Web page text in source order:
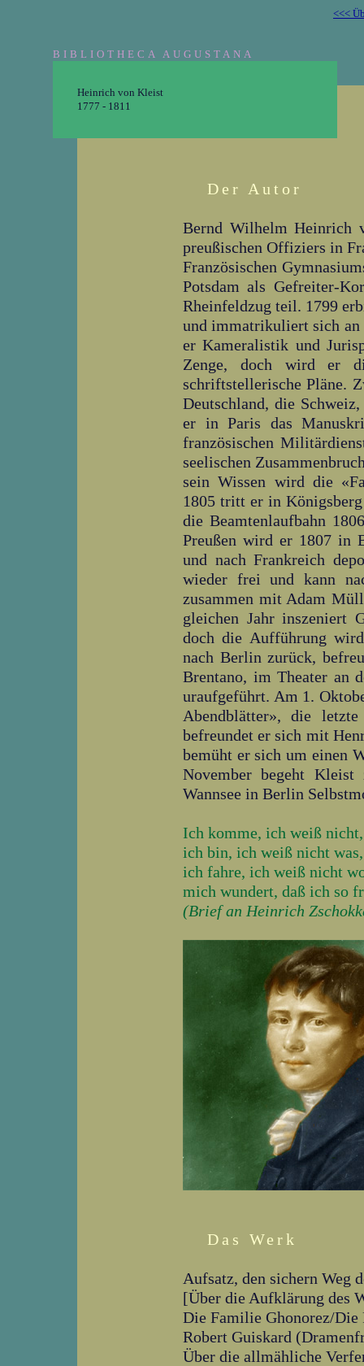
<<<
BIBLIOTHECA AUGUSTANA
Heinrich von Kleist
1777 - 1811
Der Autor
Bernd Wilhelm Heinrich
preußischen Offiziers in
Französischen
Potsdam als Gefreiter-
Rheinfeldzug teil. 1799
und immatrikuliert sich
er Kameralistik und
Zenge, doch wird er
schriftstellerische Pläne.
Deutschland, die
er in Paris das
französischen
seelischen
sein Wissen wird die
1805 tritt er in
die Beamtenlaufbahn
Preußen wird er 1807 in
und nach Frankreich
wieder frei und kann
zusammen mit Adam
gleichen Jahr inszeniert
doch die Aufführung
nach Berlin zurück,
Brentano, im Theater an
uraufgeführt. Am 1.
Abendblätter», die
befreundet er sich mit
bemüht er sich um einen
November begeht
Wannsee in Berlin
Ich komme, ich weiß
ich bin, ich weiß nicht was,
ich fahre, ich weiß nicht
mich wundert, daß ich so
(Brief an Heinrich
Das Werk
Aufsatz, den sichern Weg
[Über die Aufklärung des
Die Familie Ghonorez/
Robert Guiskard
Über die allmähliche